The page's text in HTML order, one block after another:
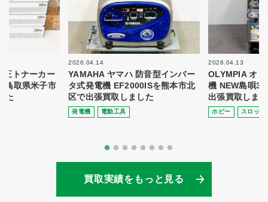
トナーカー
鳥取県米子市
た
2026.04.14
YAMAHA ヤマハ 防音型インバー
タ式発電機 EF2000ISを熊本市北
区で出張買取しました
発電機 電動⼯具
2026.04.13
OLYMPIA オ
機 NEW島唄
出張買取しま
ホビー スロット
買取実績をもっと見る